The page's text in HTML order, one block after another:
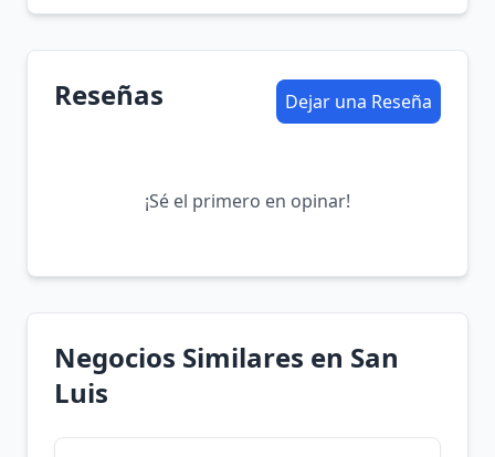
Reseñas Dejar una Reseña
¡Sé el primero en opinar!
Negocios Similares en San
Luis